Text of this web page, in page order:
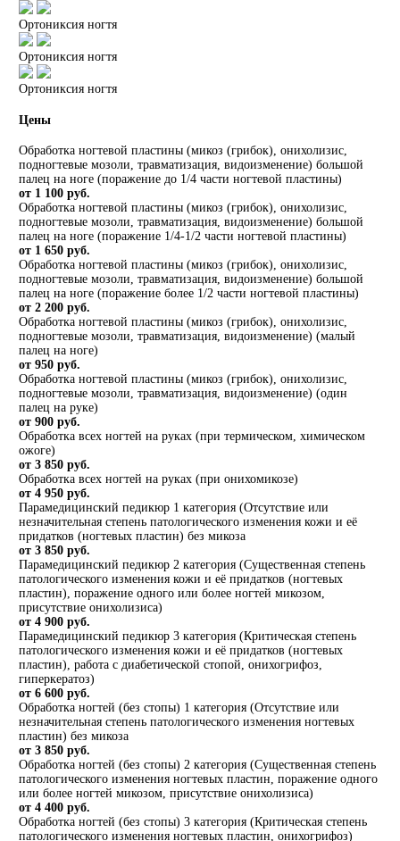
Ортониксия ногтя
Ортониксия ногтя
Ортониксия ногтя
Цены
Обработка ногтевой пластины (микоз (грибок), онихолизис,
подногтевые мозоли, травматизация, видоизменение) большой
палец на ноге (поражение до 1/4 части ногтевой пластины)
от 1 100 руб.
Обработка ногтевой пластины (микоз (грибок), онихолизис,
подногтевые мозоли, травматизация, видоизменение) большой
палец на ноге (поражение 1/4-1/2 части ногтевой пластины)
от 1 650 руб.
Обработка ногтевой пластины (микоз (грибок), онихолизис,
подногтевые мозоли, травматизация, видоизменение) большой
палец на ноге (поражение более 1/2 части ногтевой пластины)
от 2 200 руб.
Обработка ногтевой пластины (микоз (грибок), онихолизис,
подногтевые мозоли, травматизация, видоизменение) (малый
палец на ноге)
от 950 руб.
Обработка ногтевой пластины (микоз (грибок), онихолизис,
подногтевые мозоли, травматизация, видоизменение) (один
палец на руке)
от 900 руб.
Обработка всех ногтей на руках (при термическом, химическом
ожоге)
от 3 850 руб.
Обработка всех ногтей на руках (при онихомикозе)
от 4 950 руб.
Парамедицинский педикюр 1 категория (Отсутствие или
незначительная степень патологического изменения кожи и её
придатков (ногтевых пластин) без микоза
от 3 850 руб.
Парамедицинский педикюр 2 категория (Существенная степень
патологического изменения кожи и её придатков (ногтевых
пластин), поражение одного или более ногтей микозом,
присутствие онихолизиса)
от 4 900 руб.
Парамедицинский педикюр 3 категория (Критическая степень
патологического изменения кожи и её придатков (ногтевых
пластин), работа с диабетической стопой, онихогрифоз,
гиперкератоз)
от 6 600 руб.
Обработка ногтей (без стопы) 1 категория (Отсутствие или
незначительная степень патологического изменения ногтевых
пластин) без микоза
от 3 850 руб.
Обработка ногтей (без стопы) 2 категория (Существенная степень
патологического изменения ногтевых пластин, поражение одного
или более ногтей микозом, присутствие онихолизиса)
от 4 400 руб.
Обработка ногтей (без стопы) 3 категория (Критическая степень
патологического изменения ногтевых пластин, онихогрифоз)